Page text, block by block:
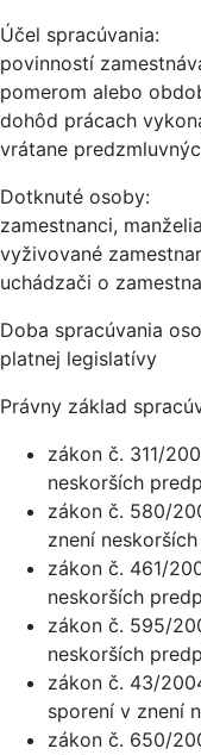
Účel
povinností
pomerom alebo
dohôd prácach
vrátane
zamestnanci,
vyživované
uchádzači o
Doba spracúvania
platnej legislatívy
Právny základ
zákon č. 311/
neskorších
zákon č. 580/
znení
zákon č. 461/
neskorších
zákon č. 595/
neskorších
zákon č. 43/
sporení v znení
zákon č. 650/